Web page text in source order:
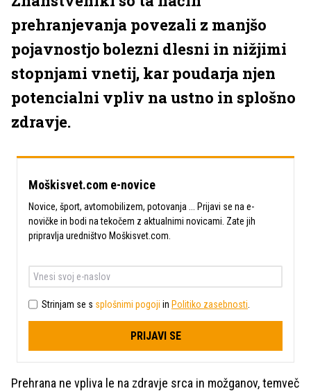
prehranjevanja povezali z manjšo
pojavnostjo bolezni dlesni in nižjimi
stopnjami vnetij, kar poudarja njen
potencialni vpliv na ustno in splošno
zdravje.
Moškisvet.com e-novice
Novice, šport, avtomobilizem, potovanja ... Prijavi se na e-
novičke in bodi na tekočem z aktualnimi novicami. Zate jih
pripravlja uredništvo Moškisvet.com.
Strinjam se s splošnimi pogoji in Politiko zasebnosti
PRIJAVI SE
Prehrana ne vpliva le na zdravje srca in možganov, temveč